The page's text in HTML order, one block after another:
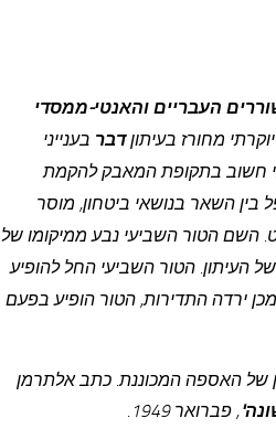
מגדולי המשוררים העבריים והאנטי-ממסדי
מחורז בעיתוןדבר בענייני
חשוב בתקופת המאבק להקמת
בין השאר בנושאי ביטחון, מוסר
השם הטור השביעי נבע ממיקומו של
העיתון. הטור השביעי החל להופיע
מכן ירדה התדירות, הטור הופיע בפעם
של האספה המכוננת. כתב אלתרמן
, פברואר 1949.